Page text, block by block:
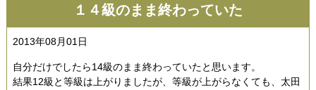
１４級のまま終わっていた
2013年08月01日
自分だけでしたら14級のまま終わっていたと思います。
結果12級と等級は上がりましたが、等級が上がらなくても、太田